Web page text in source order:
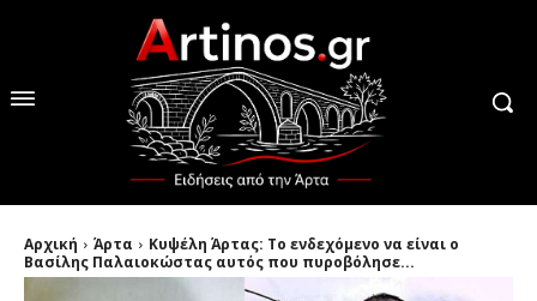
Αρχική Άρτα
Κυψέλη Άρτας: Το ενδεχόμενο να είναι ο
Βασίλης Παλαιοκώστας αυτός που πυροβόλησε...